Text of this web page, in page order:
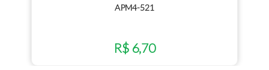
APM4-521
R$ 6,70